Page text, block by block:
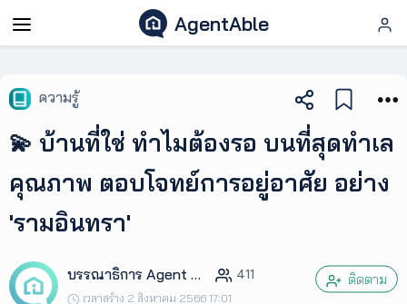
AgentAble
AgentAble
สำหรับ
เอเจ
AgentClub
AgentTool
ความรู้
💫 บ้านที่ใช่ ทำไมต้องรอ บนที่สุดทำเล
คุณภาพ ตอบโจทย์การอยู่อาศัย อย่าง
'รามอินทรา'
บรรณาธิการ Agent Club 411
เวลาสร้าง 2 สิงหาคม 2566 17:01
ติดตาม